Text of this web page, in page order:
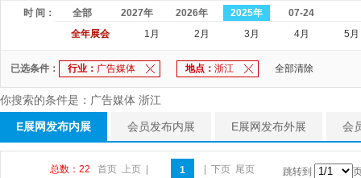
时 间： 全部 2027年 2026年 2025年
07-24
全年展会
1月 2月 3月 4月 5月
已选条件： 行业： 广告媒体 地点： 浙江 全部清除
你搜索的条件是：广告媒体 浙江
E展网发布内展 会员发布内展 E展网发布外展 会
总数：22 首页 上页 1 下页 尾页 跳转到